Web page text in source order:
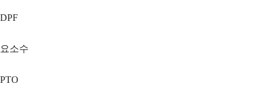
DPF
요소수
PTO